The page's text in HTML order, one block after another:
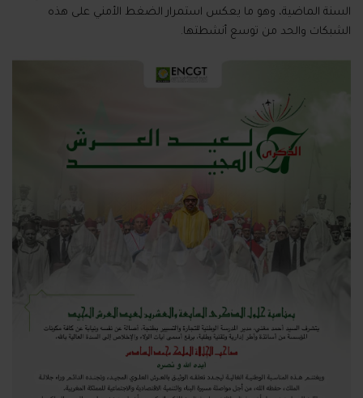
السنة الماضية، وهو ما يعكس استمرار الضغط الأمني على هذه
الشبكات والحد من توسع أنشطتها.